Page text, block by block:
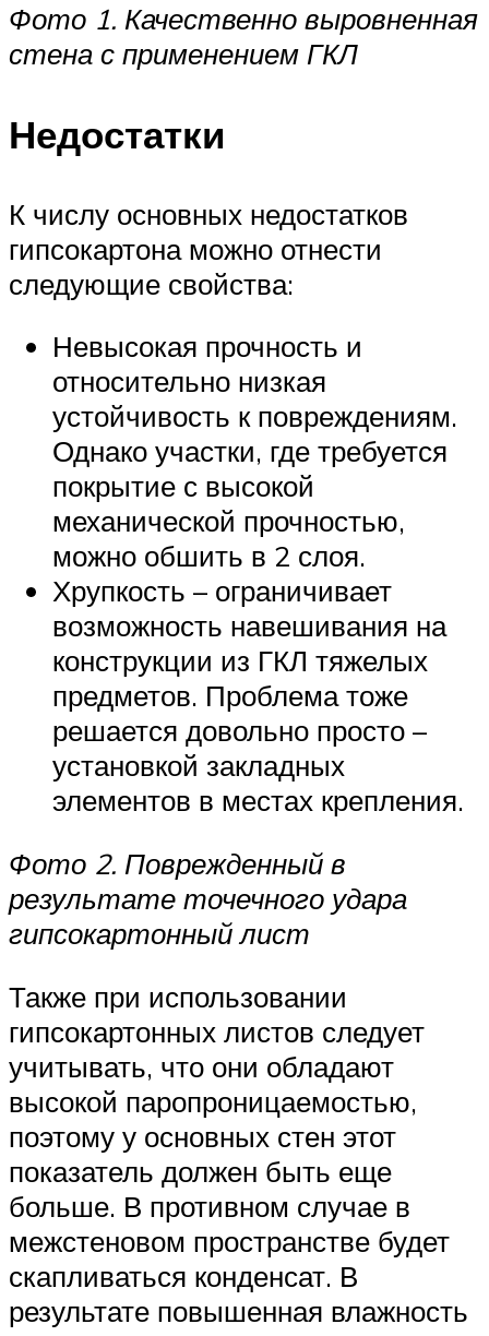
Фото 1. Качественно выровненная
стена с применением ГКЛ
Недостатки
К числу основных недостатков
гипсокартона можно отнести
следующие свойства:
Невысокая прочность и
относительно низкая
устойчивость к повреждениям.
Однако участки, где требуется
покрытие с высокой
механической прочностью,
можно обшить в 2 слоя.
Хрупкость – ограничивает
возможность навешивания на
конструкции из ГКЛ тяжелых
предметов. Проблема тоже
решается довольно просто –
установкой закладных
элементов в местах крепления.
Фото 2. Поврежденный в
результате точечного удара
гипсокартонный лист
Также при использовании
гипсокартонных листов следует
учитывать, что они обладают
высокой паропроницаемостью,
поэтому у основных стен этот
показатель должен быть еще
больше. В противном случае в
межстеновом пространстве будет
скапливаться конденсат. В
результате повышенная влажность